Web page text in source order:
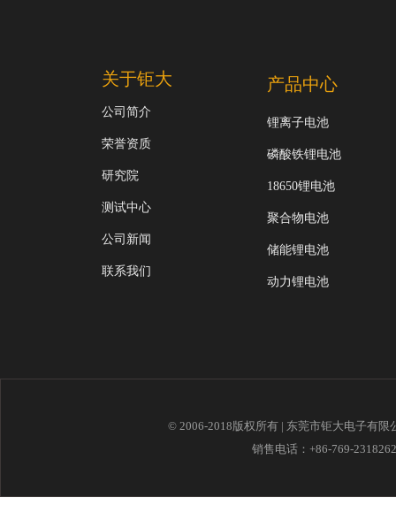
关于钜大
公司简介
荣誉资质
研究院
测试中心
公司新闻
联系我们
产品中心
锂离子电池
磷酸铁锂电池
18650锂电池
聚合物电池
储能锂电池
动力锂电池
© 2006-2018版权所有 | 东莞市钜大电子有
销售电话：+86-769-